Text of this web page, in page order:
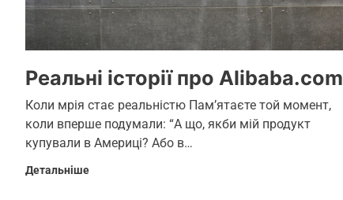
Реальні історії про Alibaba.com
Коли мрія стає реальністю Пам’ятаєте той момент,
коли вперше подумали: “А що, якби мій продукт
купували в Америці? Або в…
Детальніше